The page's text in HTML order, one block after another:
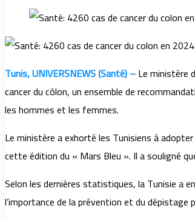
Tunis, UNIVERSNEWS (Santé) –Le ministère
cancer du côlon, un ensemble de
les hommes et les femmes.
Le ministère a exhorté les Tunisiens à
cette édition du « Mars Bleu ». Il a souligné
Selon les dernières statistiques, la Tunisie a
l’importance de la prévention et du dépistage